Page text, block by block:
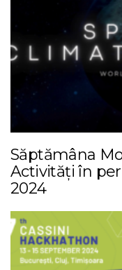
Săptămâna
Activități în
2024